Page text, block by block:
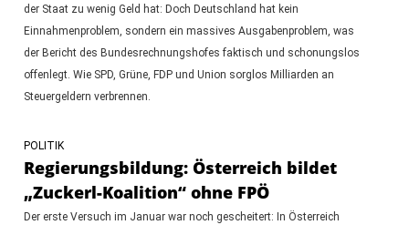
der Staat zu wenig Geld hat: Doch Deutschland hat kein
Einnahmenproblem, sondern ein massives Ausgabenproblem, was
der Bericht des Bundesrechnungshofes faktisch und schonungslos
offenlegt. Wie SPD, Grüne, FDP und Union sorglos Milliarden an
Steuergeldern verbrennen.
POLITIK
Regierungsbildung: Österreich bildet
„Zuckerl-Koalition“ ohne FPÖ
Der erste Versuch im Januar war noch gescheitert: In Österreich